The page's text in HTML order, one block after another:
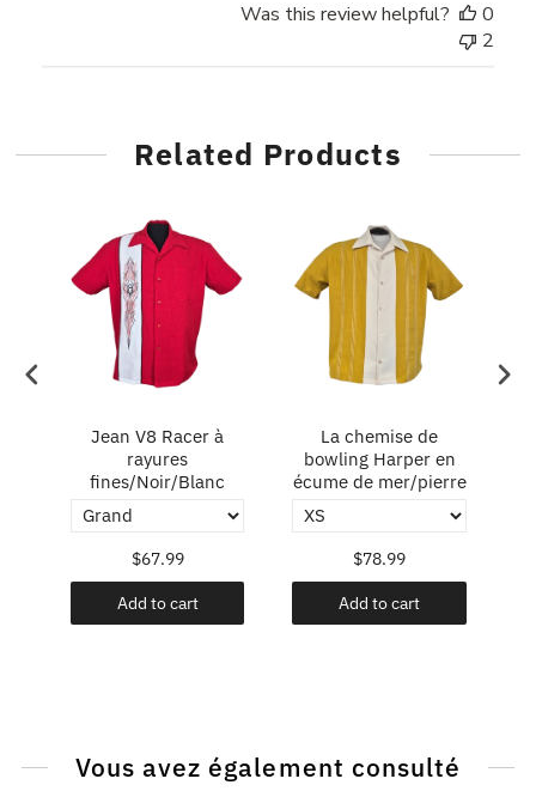
Was this review helpful?
0
2
Related Products
Jean V8 Racer à
rayures
fines/Noir/Blanc
$67.99
Add to cart
La chemise de
bowling Harper en
écume de mer/pierre
$78.99
Add to cart
Vous avez également consulté